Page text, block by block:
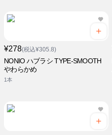
¥278(税込¥305.8)
NONIO ハブラシ TYPE-SMOOTH
やわらかめ
1本